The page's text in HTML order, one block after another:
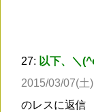
27: 以下、＼
2015/03/07(土
のレスに返信